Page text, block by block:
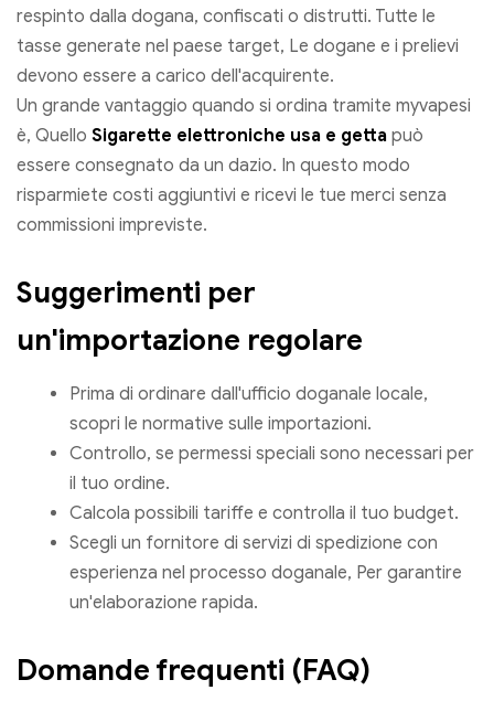
respinto dalla dogana, confiscati o distrutti. Tutte le
tasse generate nel paese target, Le dogane e i prelievi
devono essere a carico dell'acquirente.
Un grande vantaggio quando si ordina tramite myvapesi
è, Quello Sigarette elettroniche usa e getta può
essere consegnato da un dazio. In questo modo
risparmiete costi aggiuntivi e ricevi le tue merci senza
commissioni impreviste.
Suggerimenti per
un'importazione regolare
Prima di ordinare dall'ufficio doganale locale,
scopri le normative sulle importazioni.
Controllo, se permessi speciali sono necessari per
il tuo ordine.
Calcola possibili tariffe e controlla il tuo budget.
Scegli un fornitore di servizi di spedizione con
esperienza nel processo doganale, Per garantire
un'elaborazione rapida.
Domande frequenti (FAQ)